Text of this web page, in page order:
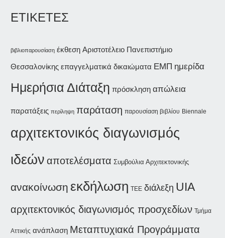
ΕΤΙΚΕΤΕΣ
βιβλιοπαρουσίαση έκθεση Αριστοτέλειο Πανεπιστήμιο
Θεσσαλονίκης επαγγελματικά δικαιώματα ΕΜΠ ημερίδα
Ημερήσια Διάταξη πρόσκληση απώλεια
παρατάξεις περίληψη παράταση παρουσίαση βιβλίου Biennale
αρχιτεκτονικός διαγωνισμός
ιδεών αποτελέσματα Συμβούλια Αρχιτεκτονικής
ανακοίνωση εκδήλωση ΤΕΕ διάλεξη UIA
αρχιτεκτονικός διαγωνισμός προσχεδίων Τμήμα
Αττικής ανάπλαση Μεταπτυχιακά Προγράμματα